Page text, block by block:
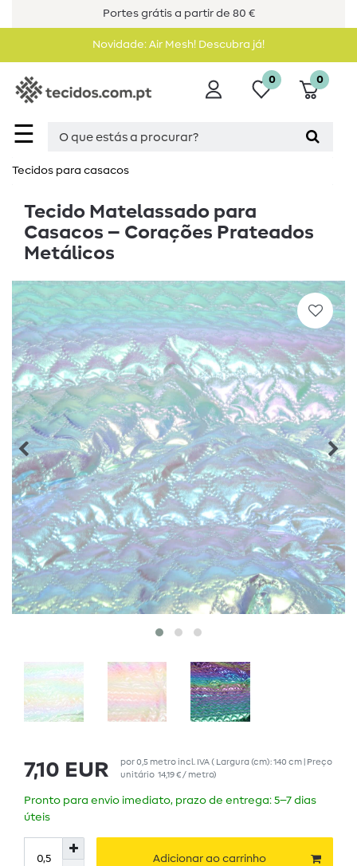
Portes grátis a partir de 80 €
Novidade: Air Mesh! Descubra já!
☰
0 0
Tecidos para casacos
Tecido Matelassado para
Casacos – Corações Prateados
Metálicos
7,10 EUR por0,5 metroincl. IVA( Largura (cm): 140 cm | Preço
unitário 14,19 € / metro)
Pronto para envio imediato, prazo de entrega: 5–7 dias
úteis
Adicionar ao carrinho